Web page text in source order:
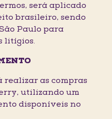
será aplicado
brasileiro, sendo
Paulo para
litígios.
realizar as compras
utilizando um
disponíveis no